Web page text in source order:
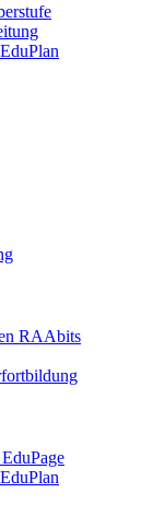
RAAbits